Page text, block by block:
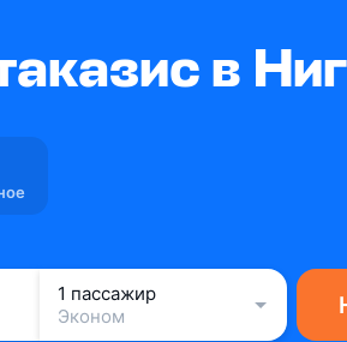
в
1 пассажир
Эконом